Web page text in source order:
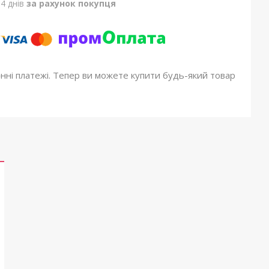
днів за рахунок покупця
платежі. Тепер ви можете купити будь-який товар